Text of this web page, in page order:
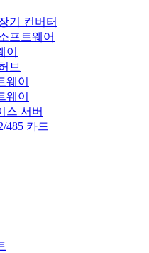
기 컨버터
프트웨어
브
웨이
이
스 서버
485 카드